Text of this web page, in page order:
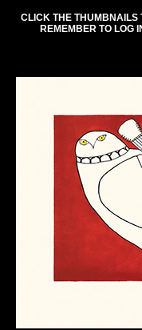
CLICK THE THUMBNAILS
REMEMBER TO LOG